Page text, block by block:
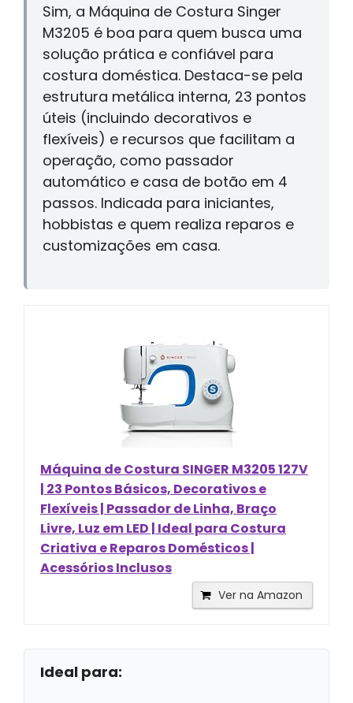
Sim, a Máquina de Costura Singer
M3205 é boa para quem busca uma
solução prática e confiável para
costura doméstica. Destaca-se pela
estrutura metálica interna, 23 pontos
úteis (incluindo decorativos e
flexíveis) e recursos que facilitam a
operação, como passador
automático e casa de botão em 4
passos. Indicada para iniciantes,
hobbistas e quem realiza reparos e
customizações em casa.
Máquina de Costura SINGER M3205 127V
| 23 Pontos Básicos, Decorativos e
Flexíveis | Passador de Linha, Braço
Livre, Luz em LED | Ideal para Costura
Criativa e Reparos Domésticos |
Acessórios Inclusos
Ver na Amazon
Ideal para: